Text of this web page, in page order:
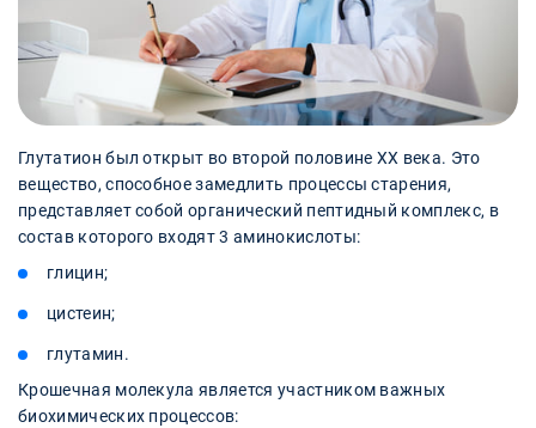
Глутатион был открыт во второй половине XX века. Это
вещество, способное замедлить процессы старения,
представляет собой органический пептидный комплекс, в
состав которого входят 3 аминокислоты:
глицин;
цистеин;
глутамин.
Крошечная молекула является участником важных
биохимических процессов: